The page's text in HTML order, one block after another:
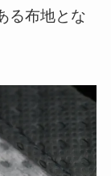
る布地とな